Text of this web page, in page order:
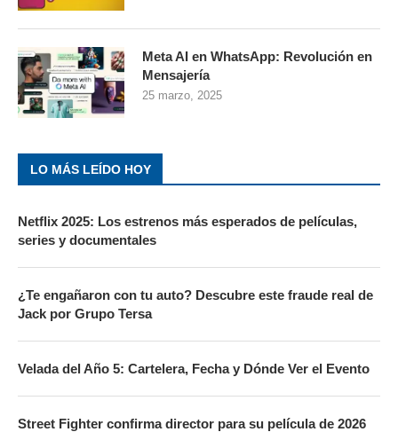
Meta AI en WhatsApp: Revolución en
Mensajería
25 marzo, 2025
LO MÁS LEÍDO HOY
Netflix 2025: Los estrenos más esperados de películas,
series y documentales
¿Te engañaron con tu auto? Descubre este fraude real de
Jack por Grupo Tersa
Velada del Año 5: Cartelera, Fecha y Dónde Ver el Evento
Street Fighter confirma director para su película de 2026